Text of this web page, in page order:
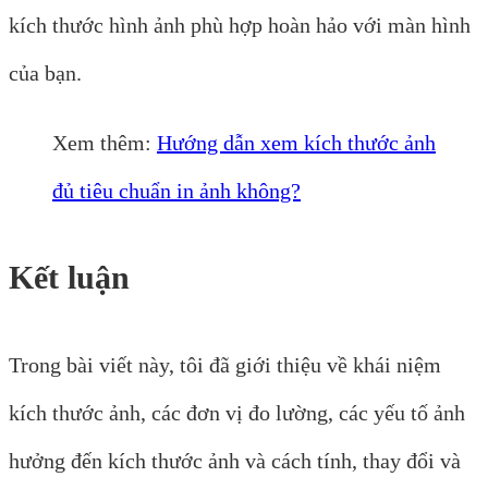
kích thước hình ảnh phù hợp hoàn hảo với màn hình
của bạn.
Xem thêm: Hướng dẫn xem kích thước ảnh
đủ tiêu chuẩn in ảnh không?
Kết luận
Trong bài viết này, tôi đã giới thiệu về khái niệm
kích thước ảnh, các đơn vị đo lường, các yếu tố ảnh
hưởng đến kích thước ảnh và cách tính, thay đổi và